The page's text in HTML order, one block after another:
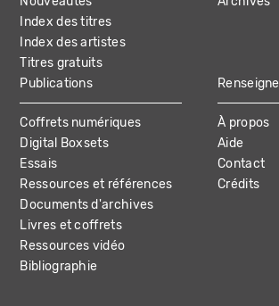
Index des titres
Index des artistes
Titres gratuits
Publications
Coffrets numériques
Digital Boxsets
Essais
Ressources et références
Documents d'archives
Livres et coffrets
Ressources vidéo
Bibliographie
À propos
Aide
Contact
Crédits